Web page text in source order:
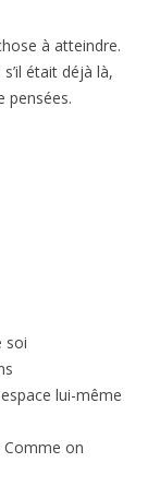
à atteindre.
était déjà là,
pensées.
soi
lui-même
Comme on